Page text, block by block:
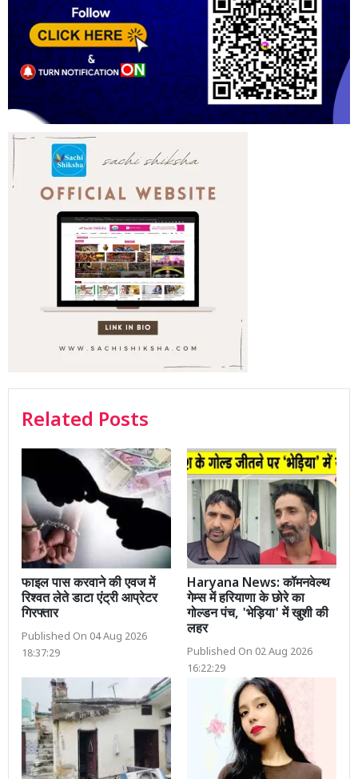
Related Posts
फाइल पास करवाने की एवज में
रिश्वत लेते डाटा एंट्री आप्रेटर
गिरफ्तार
Published On 04 Aug 2026
18:37:29
Haryana News: कॉमनवेल्थ
गेम्स में हरियाणा के छोरे का
गोल्डन पंच, 'भेड़िया' में खुशी की
लहर
Published On 02 Aug 2026
16:22:29